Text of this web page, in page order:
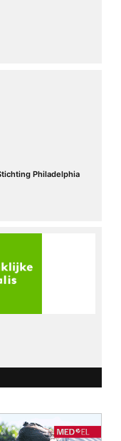
Philadelphia